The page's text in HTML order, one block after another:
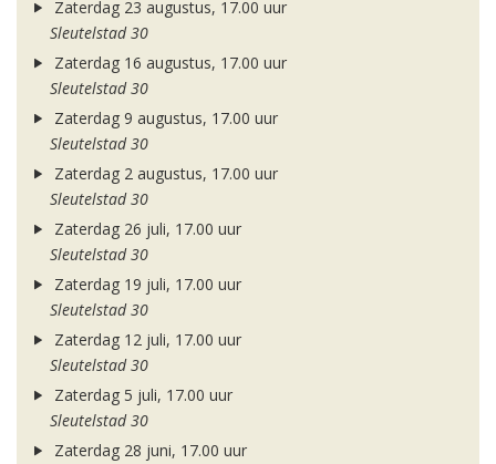
Zaterdag 23 augustus, 17.00 uur
Sleutelstad 30
Zaterdag 16 augustus, 17.00 uur
Sleutelstad 30
Zaterdag 9 augustus, 17.00 uur
Sleutelstad 30
Zaterdag 2 augustus, 17.00 uur
Sleutelstad 30
Zaterdag 26 juli, 17.00 uur
Sleutelstad 30
Zaterdag 19 juli, 17.00 uur
Sleutelstad 30
Zaterdag 12 juli, 17.00 uur
Sleutelstad 30
Zaterdag 5 juli, 17.00 uur
Sleutelstad 30
Zaterdag 28 juni, 17.00 uur